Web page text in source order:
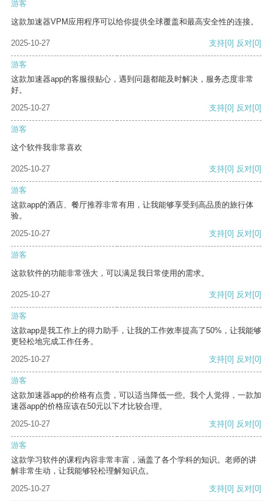
游客
这款加速器VPM应用程序可以给你提供全球覆盖和最高安全性的连接。
2025-10-27 支持[0] 反对[0]
游客
这款加速器app的客服很贴心，遇到问题都能及时解决，服务态度非常
好。
2025-10-27
支持[0] 反对[0]
游客
这个软件我非常喜欢
2025-10-27 支持[0] 反对[0]
游客
这款app的酒店、餐厅推荐非常有用，让我能够享受到高品质的旅行体
验。
2025-10-27
支持[0] 反对[0]
游客
这款软件的功能非常强大，可以满足我日常使用的需求。
2025-10-27 支持[0] 反对[0]
游客
这款app是我工作上的得力助手，让我的工作效率提高了50%，让我能够
更轻松地完成工作任务。
2025-10-27
支持[0] 反对[0]
游客
这款加速器app的价格有点贵，可以适当降低一些。我个人觉得，一款加
速器app的价格应该在50元以下才比较合理。
2025-10-27
支持[0] 反对[0]
游客
这款学习软件的课程内容非常丰富，涵盖了各个学科的知识。老师的讲
解非常生动，让我能够轻松理解知识点。
2025-10-27
支持[0] 反对[0]